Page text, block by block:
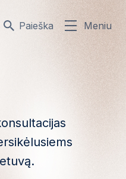
Paieška Meniu